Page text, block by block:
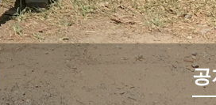
공